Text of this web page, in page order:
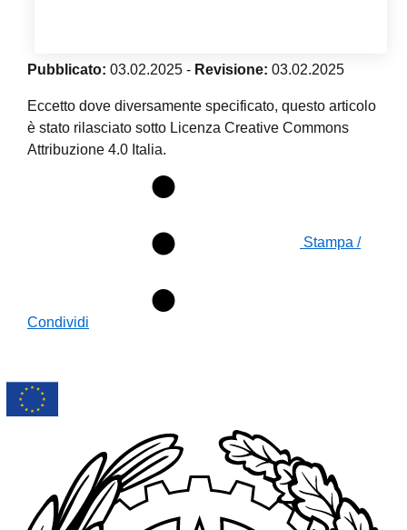
Pubblicato: 03.02.2025 - Revisione: 03.02.2025
Eccetto dove diversamente specificato, questo articolo
è stato rilasciato sotto Licenza Creative Commons
Attribuzione 4.0 Italia.
Stampa /
Condividi